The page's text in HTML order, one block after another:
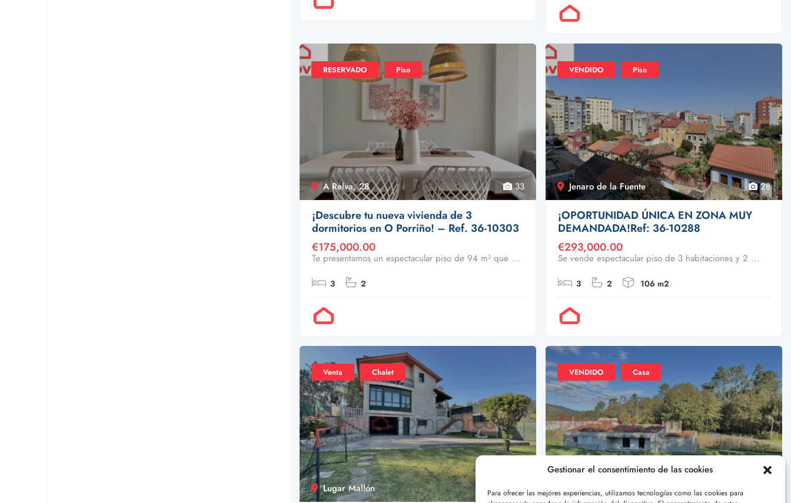
Gestionar el consentimiento de las cookies
Para ofrecer las mejores experiencias, utilizamos tecnologías como las cookies para
A Relva, 28
RESERVADO Piso
33
¡Descubre tu nueva vivienda de 3
dormitorios en O Porriño! – Ref. 36-10303
€175,000.00
Te presentamos un espectacular piso de 94 m² que ...
3 2
Jenaro de la Fuente
VENDIDO Piso
28
¡OPORTUNIDAD ÚNICA EN ZONA MUY
DEMANDADA!Ref: 36-10288
€293,000.00
Se vende espectacular piso de 3 habitaciones y 2 ...
3 2 106 m2
Lugar Mallón
Venta Chalet
XIBAO, TOMIÑO
VENDIDO Casa